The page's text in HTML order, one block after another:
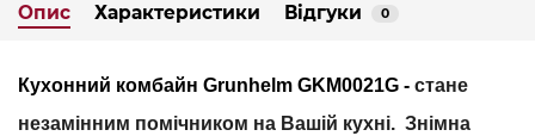
Опис Характеристики Відгуки 0
Кухонний комбайн Grunhelm GKM0021G - стане
незамінним помічником на Вашій кухні. Знімна